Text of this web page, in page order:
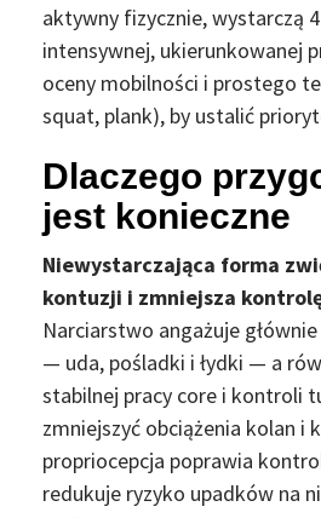
aktywny fizycznie, wystarczą
intensywnej, ukierunkowanej
oceny mobilności i prostego
squat, plank), by ustalić
Dlaczego
jest konieczne
Niewystarczająca forma
kontuzji i zmniejsza
Narciarstwo angażuje
— uda, pośladki i łydki — a
stabilnej pracy core i kontroli
zmniejszyć obciążenia kolan i
propriocepcja poprawia
redukuje ryzyko upadków na